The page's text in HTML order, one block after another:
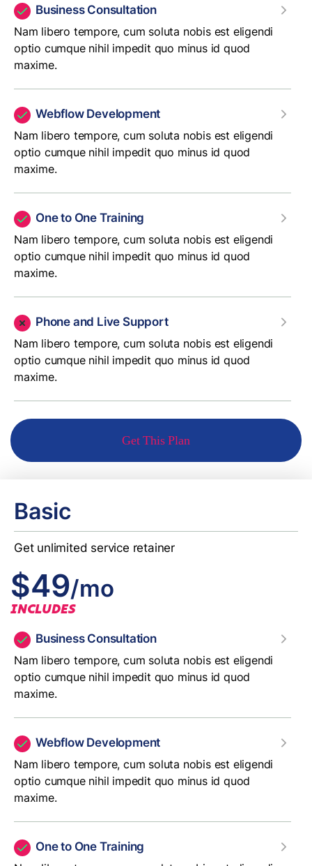
Business Consultation
Nam libero tempore, cum soluta nobis est eligendi
optio cumque nihil impedit quo minus id quod
maxime.
Webflow Development
Nam libero tempore, cum soluta nobis est eligendi
optio cumque nihil impedit quo minus id quod
maxime.
One to One Training
Nam libero tempore, cum soluta nobis est eligendi
optio cumque nihil impedit quo minus id quod
maxime.
Phone and Live Support
Nam libero tempore, cum soluta nobis est eligendi
optio cumque nihil impedit quo minus id quod
maxime.
Get This Plan
Basic
Get unlimited service retainer
$49/mo
INCLUDES
Business Consultation
Nam libero tempore, cum soluta nobis est eligendi
optio cumque nihil impedit quo minus id quod
maxime.
Webflow Development
Nam libero tempore, cum soluta nobis est eligendi
optio cumque nihil impedit quo minus id quod
maxime.
One to One Training